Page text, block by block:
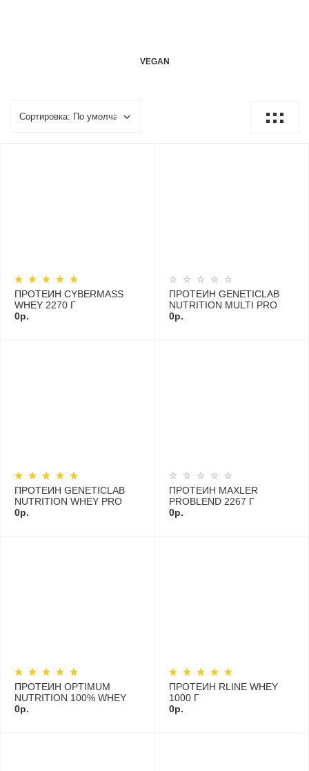
VEGAN
ПРОТЕИН CYBERMASS
WHEY 2270 Г
0р.
ПРОТЕИН GENETICLAB
NUTRITION MULTI PRO
1000 Г
0р.
ПРОТЕИН GENETICLAB
NUTRITION WHEY PRO
1000 Г
0р.
ПРОТЕИН MAXLER
PROBLEND 2267 Г
0р.
ПРОТЕИН OPTIMUM
NUTRITION 100% WHEY
GOLD STANDARD 10LB -
0р.
ПРОТЕИН RLINE WHEY
1000 Г
0р.